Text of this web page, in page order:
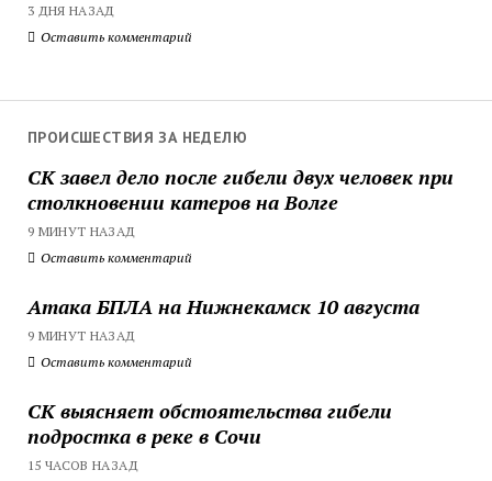
3 ДНЯ НАЗАД
Оставить комментарий
ПРОИСШЕСТВИЯ ЗА НЕДЕЛЮ
СК завел дело после гибели двух человек при
столкновении катеров на Волге
9 МИНУТ НАЗАД
Оставить комментарий
Атака БПЛА на Нижнекамск 10 августа
9 МИНУТ НАЗАД
Оставить комментарий
СК выясняет обстоятельства гибели
подростка в реке в Сочи
15 ЧАСОВ НАЗАД